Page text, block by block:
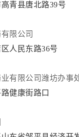
青县唐北路39号
限公司
人民东路36号
有限公司潍坊办事
健康街路口